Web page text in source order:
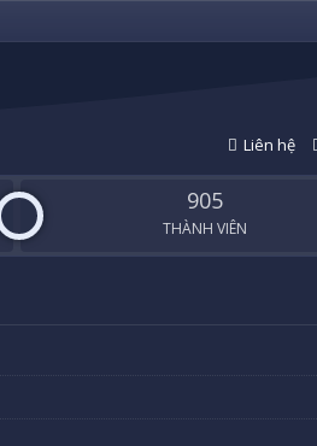
Liên hệ
905
THÀNH VIÊN